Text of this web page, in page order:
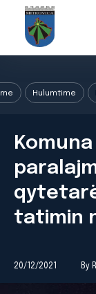
Hulumtime
tatimin
20/12/2021 By